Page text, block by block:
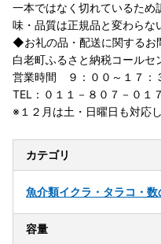
一本ではなく切れているため
味・品質は正規品と変わらな
◆お礼の品・配送に関する
白老町ふるさと納税コールセ
営業時間 ９：００～１７：
TEL：０１１－８０７－０１
※１２月は土・日曜日も対応
カテゴリ
魚介類イクラ・タラコ・数
容量